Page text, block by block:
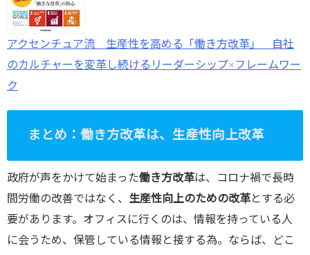
アクセンチュア流 生産性を高める「働き方改革」 自社
のカルチャーを変革し続けるリーダーシップ×フレームワー
ク
まとめ：働き方改革は、生産性向上改革
政府が声をかけて始まった働き方改革は、コロナ禍で長時
間労働の改善ではなく、 生産性向上のための改革とする必
要があります。オフィスに行くのは、情報を持っている人
に会うため、保管している情報と接する為。ならば、どこ